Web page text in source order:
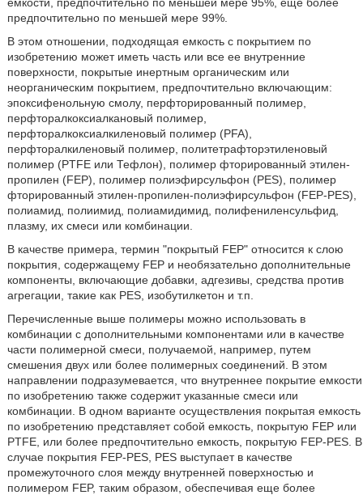
предпочтительно по меньшей мере 99%.
В этом отношении, подходящая емкость с покрытием по
изобретению может иметь часть или все ее внутренние
поверхности, покрытые инертным органическим или
неорганическим покрытием, предпочтительно включающим:
эпоксифенольную смолу, перфторированный полимер,
перфторалкоксиалкановый полимер,
перфторалкоксиалкиленовый полимер (PFA),
перфторалкиленовый полимер, политетрафторэтиленовый
полимер (PTFE или Тефлон), полимер фторированный этилен-
пропилен (FEP), полимер полиэфирсульфон (PES), полимер
фторированный этилен-пропилен-полиэфирсульфон (FEP-PES),
полиамид, полиимид, полиамидимид, полифениленсульфид,
плазму, их смеси или комбинации.
В качестве примера, термин "покрытый FEP" относится к слою
покрытия, содержащему FEP и необязательно дополнительные
компоненты, включающие добавки, адгезивы, средства против
агрегации, такие как PES, изобутилкетон и т.п.
Перечисленные выше полимеры можно использовать в
комбинации с дополнительными компонентами или в качестве
части полимерной смеси, получаемой, например, путем
смешения двух или более полимерных соединений. В этом
направлении подразумевается, что внутреннее покрытие емкости
по изобретению также содержит указанные смеси или
комбинации. В одном варианте осуществления покрытая емкость
по изобретению представляет собой емкость, покрытую FEP или
PTFE, или более предпочтительно емкость, покрытую FEP-PES. В
случае покрытия FEP-PES, PES выступает в качестве
промежуточного слоя между внутренней поверхностью и
полимером FEP, таким образом, обеспечивая еще более